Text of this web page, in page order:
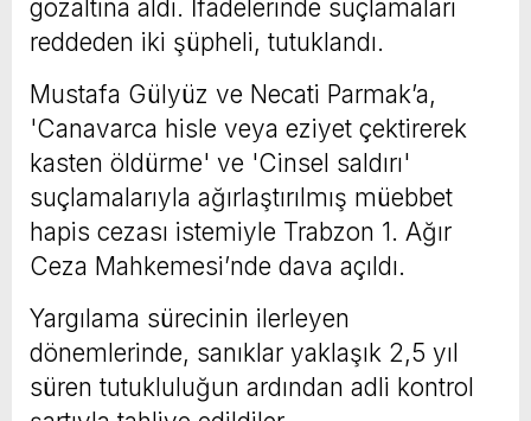
gözaltına aldı. İfadelerinde suçlamaları
reddeden iki şüpheli, tutuklandı.
Mustafa Gülyüz ve Necati Parmak’a,
'Canavarca hisle veya eziyet çektirerek
kasten öldürme' ve 'Cinsel saldırı'
suçlamalarıyla ağırlaştırılmış müebbet
hapis cezası istemiyle Trabzon 1. Ağır
Ceza Mahkemesi’nde dava açıldı.
Yargılama sürecinin ilerleyen
dönemlerinde, sanıklar yaklaşık 2,5 yıl
süren tutukluluğun ardından adli kontrol